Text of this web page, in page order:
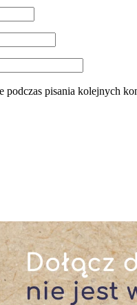
podczas pisania kolejnych